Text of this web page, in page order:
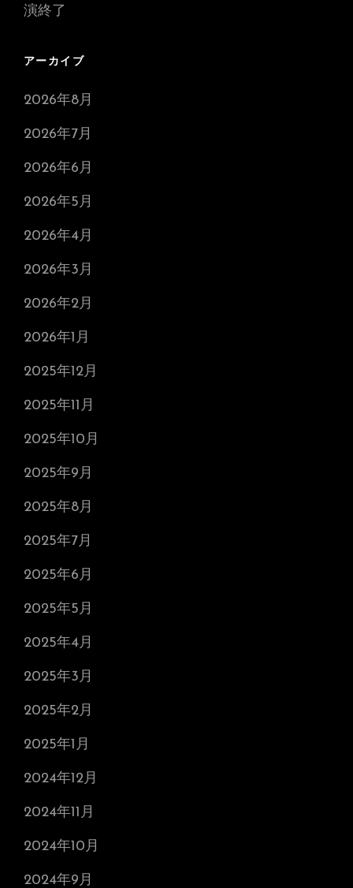
演終了
アーカイブ
2026年8月
2026年7月
2026年6月
2026年5月
2026年4月
2026年3月
2026年2月
2026年1月
2025年12月
2025年11月
2025年10月
2025年9月
2025年8月
2025年7月
2025年6月
2025年5月
2025年4月
2025年3月
2025年2月
2025年1月
2024年12月
2024年11月
2024年10月
2024年9月